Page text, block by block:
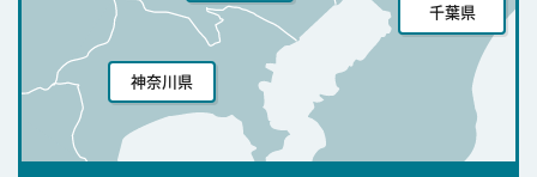
千葉県
神奈川県